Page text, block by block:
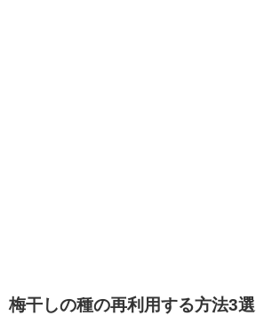
梅干しの種の再利用する方法3選